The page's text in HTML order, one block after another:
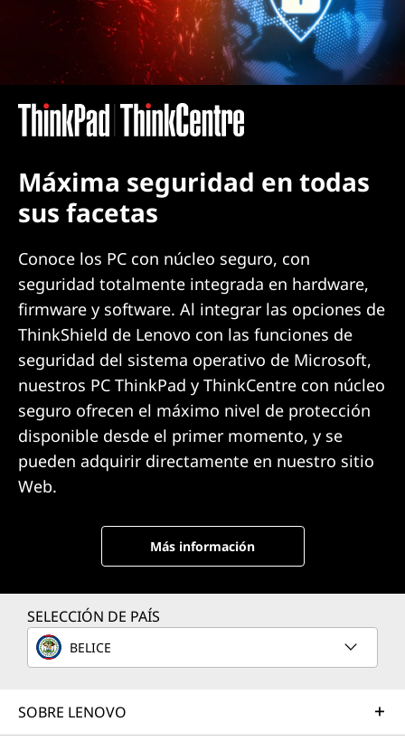
Máxima seguridad en todas
sus facetas
Conoce los PC con núcleo seguro, con
seguridad totalmente integrada en hardware,
firmware y software. Al integrar las opciones de
ThinkShield de Lenovo con las funciones de
seguridad del sistema operativo de Microsoft,
nuestros PC ThinkPad y ThinkCentre con núcleo
seguro ofrecen el máximo nivel de protección
disponible desde el primer momento, y se
pueden adquirir directamente en nuestro sitio
Web.
Más información
SELECCIÓN DE PAÍS
BELICE
SOBRE LENOVO